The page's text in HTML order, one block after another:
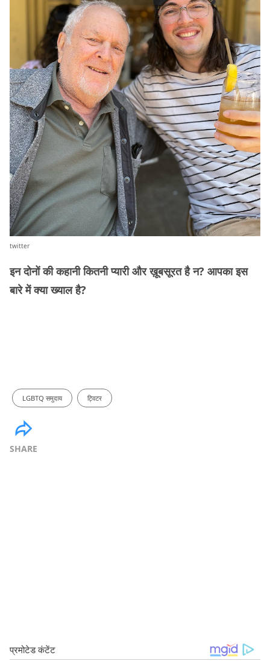
twitter
इन दोनों की कहानी कितनी प्यारी और ख़ूबसूरत है न? आपका इस
बारे में क्या ख्याल है?
LGBTQ समुदाय ट्विटर
SHARE